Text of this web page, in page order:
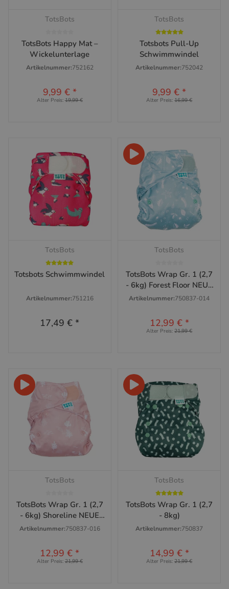
TotsBots
TotsBots Happy Mat –
Wickelunterlage
Artikelnummer:752162
9,99 € *
Alter Preis: 19,99 €
TotsBots
Totsbots Pull-Up
Schwimmwindel
Artikelnummer:752042
9,99 €*
Alter Preis:16,99 €
TotsBots
Totsbots Schwimmwindel
Artikelnummer:751216
17,49 €*
TotsBots
TotsBots Wrap Gr. 1 (2,7
- 6kg) Forest Floor NEUE
VERSION
Artikelnummer:750837-014
12,99 € *
Alter Preis:21,99 €
TotsBots
TotsBots Wrap Gr. 1 (2,7
- 6kg) Shoreline NEUE
VERSION
Artikelnummer:750837-016
12,99 €*
Alter Preis: 21,99 €
TotsBots
TotsBots Wrap Gr. 1 (2,7
- 8kg)
Artikelnummer:750837
14,99 € *
Alter Preis:21,99 €